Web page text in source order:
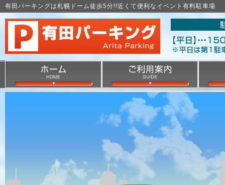
有田パーキングは札幌ドーム徒歩5分!!近くて便利なイベント有料駐車場